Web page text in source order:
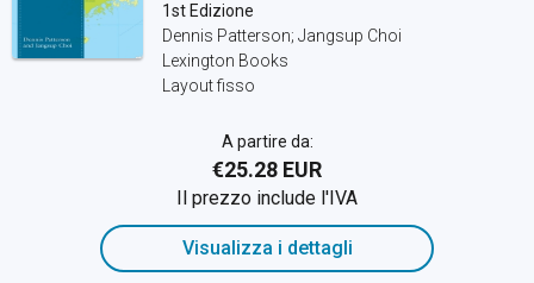
1st Edizione
Dennis Patterson; Jangsup Choi
Lexington Books
Layout fisso
A partire da:
€25.28 EUR
Il prezzo include l'IVA
Visualizza i dettagli